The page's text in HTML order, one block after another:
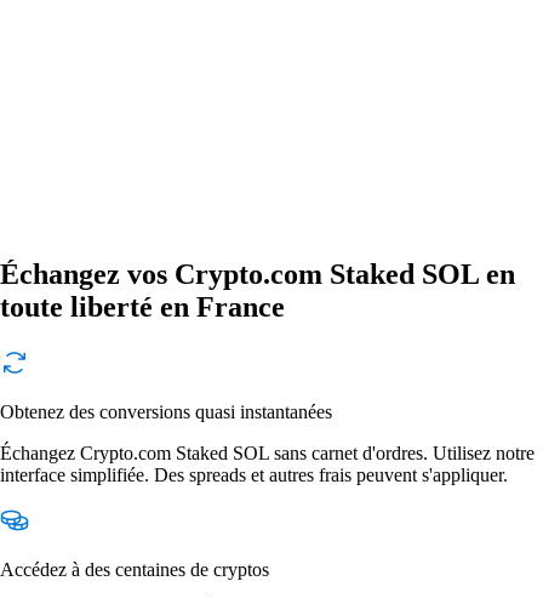
Échangez vos Crypto.com Staked SOL en
toute liberté en France
Obtenez des conversions quasi instantanées
Échangez Crypto.com Staked SOL sans carnet d'ordres. Utilisez notre
interface simplifiée. Des spreads et autres frais peuvent s'appliquer.
Accédez à des centaines de cryptos